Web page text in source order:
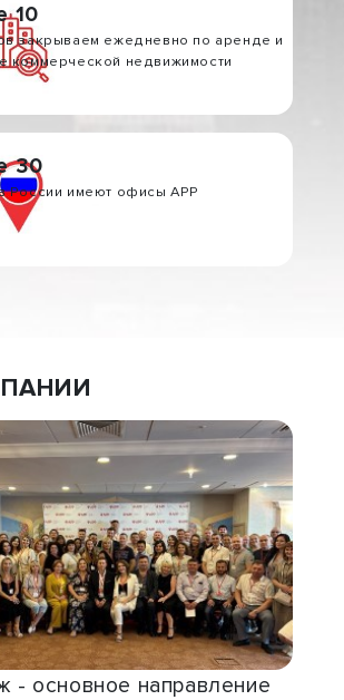
10
закрываем ежедневно по аренде и
коммерческой недвижимости
30
России имеют офисы АРР
- основное направление